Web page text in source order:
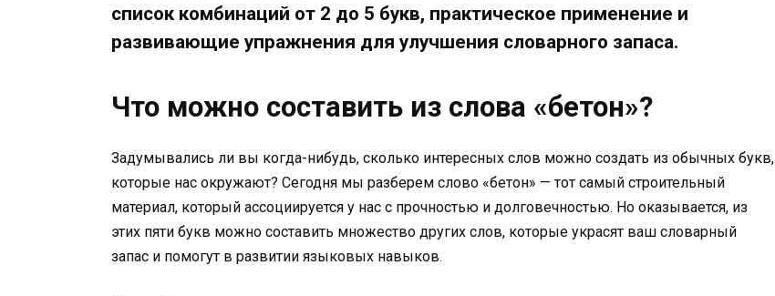
список комбинаций от 2 до 5 букв, практическое применение и
развивающие упражнения для улучшения словарного запаса.
Что можно составить из слова «бетон»?
Задумывались ли вы когда-нибудь, сколько интересных слов можно создать из обычных букв,
которые нас окружают? Сегодня мы разберем слово «бетон» — тот самый строительный
материал, который ассоциируется у нас с прочностью и долговечностью. Но оказывается, из
этих пяти букв можно составить множество других слов, которые украсят ваш словарный
запас и помогут в развитии языковых навыков.